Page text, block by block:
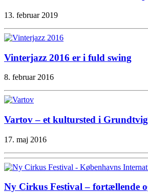
13. februar 2019
Vinterjazz 2016 er i fuld swing
8. februar 2016
Vartov – et kultursted i
17. maj 2016
Ny Cirkus Festival – fortællende